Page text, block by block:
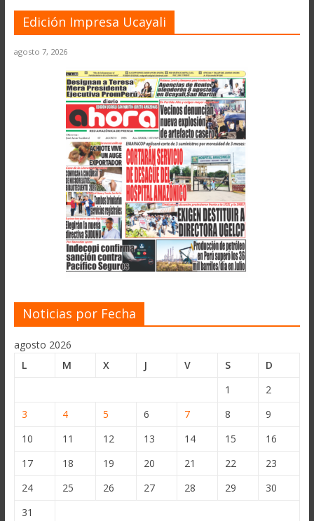
Edición Impresa Ucayali
agosto 7, 2026
Noticias por Fecha
agosto 2026
L
M X J V S
D
1
2
3
4 5 6 7 8
9
10
11 12 13 14 15
16
17
18 19 20 21 22
23
24
25 26 27 28 29
30
31